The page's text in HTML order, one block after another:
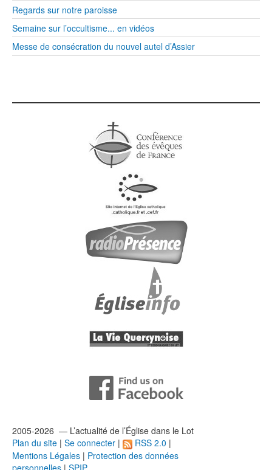
Regards sur notre paroisse
Semaine sur l’occultisme... en vidéos
Messe de consécration du nouvel autel d’Assier
2005-2026 — L’actualité de l’Église dans le Lot
Plan du site | Se connecter | RSS 2.0 |
Mentions Légales | Protection des données
personnelles | SPIP